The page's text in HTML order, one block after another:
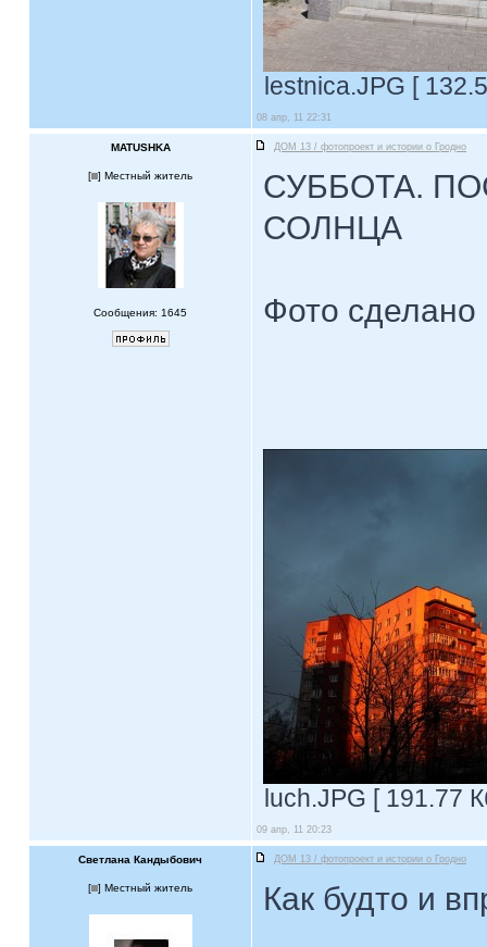
lestnica.JPG [
08 апр, 11 22:31
MATUSHKA ДОМ 13 / фотопроект и истории о Гродно
[ ] Местный житель
Сообщения: 1645
СУББОТА.
СОЛНЦА
Фото сделано
luch.JPG [ 191.77
09 апр, 11 20:23
Светлана Кандыбович ДОМ 13 / фотопроект и истории о Гродно
[ ] Местный житель Как будто и